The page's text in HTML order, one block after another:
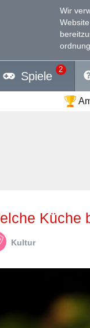
Wir
Spiele
2
Welche
Kultur